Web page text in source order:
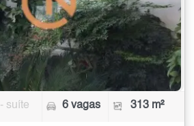
- suíte 6 vagas 313 m²